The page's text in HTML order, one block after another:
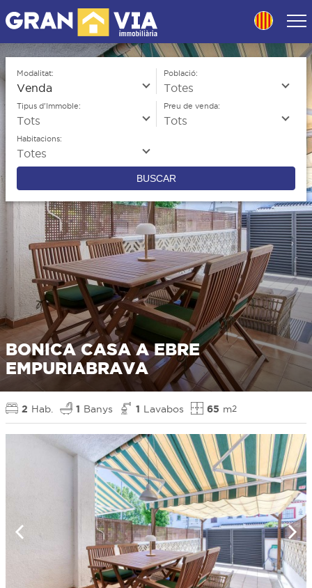
to
Skip
content
Modalitat: Població:
Tipus d'Immoble: Preu de venda:
Habitacions:
BUSCAR
BONICA CASA A EBRE
EMPURIABRAVA
2 Hab. 1 Banys 1 Lavabos 65 m2